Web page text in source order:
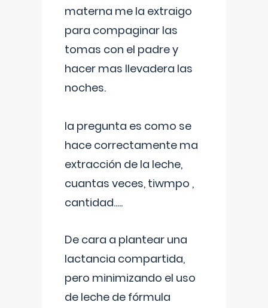
materna me la extraigo
para compaginar las
tomas con el padre y
hacer mas llevadera las
noches.
la pregunta es como se
hace correctamente ma
extracción de la leche,
cuantas veces, tiwmpo ,
cantidad.....
De cara a plantear una
lactancia compartida,
pero minimizando el uso
de leche de fórmula